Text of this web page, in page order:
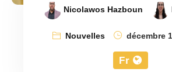
Nicolawos Hazboun
Nouvelles
décembre
Fr